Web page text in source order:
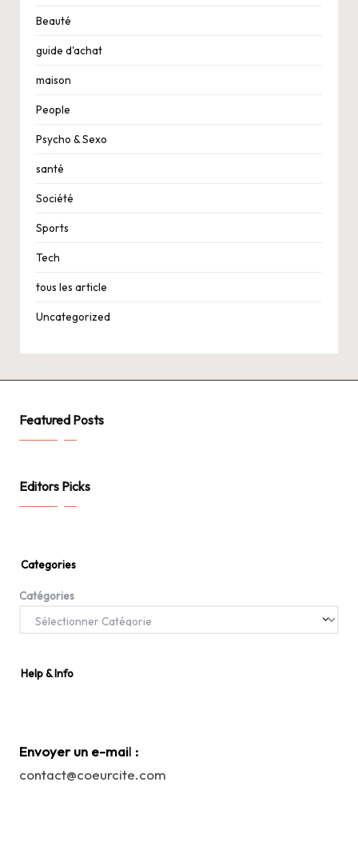
Beauté
guide d'achat
maison
People
Psycho & Sexo
santé
Société
Sports
Tech
tous les article
Uncategorized
Featured Posts
Editors Picks
Categories
Catégories
Help & Info
Envoyer un e-mail :
contact@coeurcite.com